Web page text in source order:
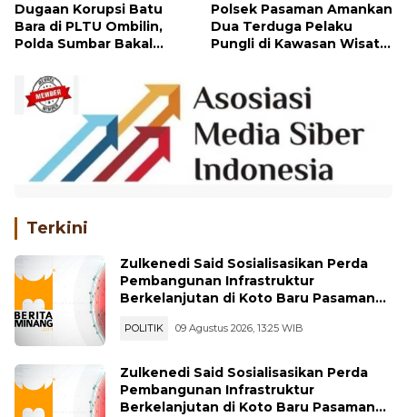
Dugaan Korupsi Batu
Bara di PLTU Ombilin,
Polda Sumbar Bakal
Pemasok
Polsek Pasaman Amankan
Dua Terduga Pelaku
Pungli di Kawasan Wisata
Terkini
Zulkenedi Said Sosialisasikan Perda
Pembangunan Infrastruktur
Berkelanjutan di Koto Baru Pasaman
POLITIK 09 Agustus 2026, 13:25 WIB
Zulkenedi Said Sosialisasikan Perda
Pembangunan Infrastruktur
Berkelanjutan di Koto Baru Pasaman